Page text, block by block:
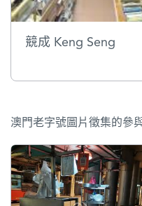
競成 Keng Seng
澳門老字號圖片徵集的參